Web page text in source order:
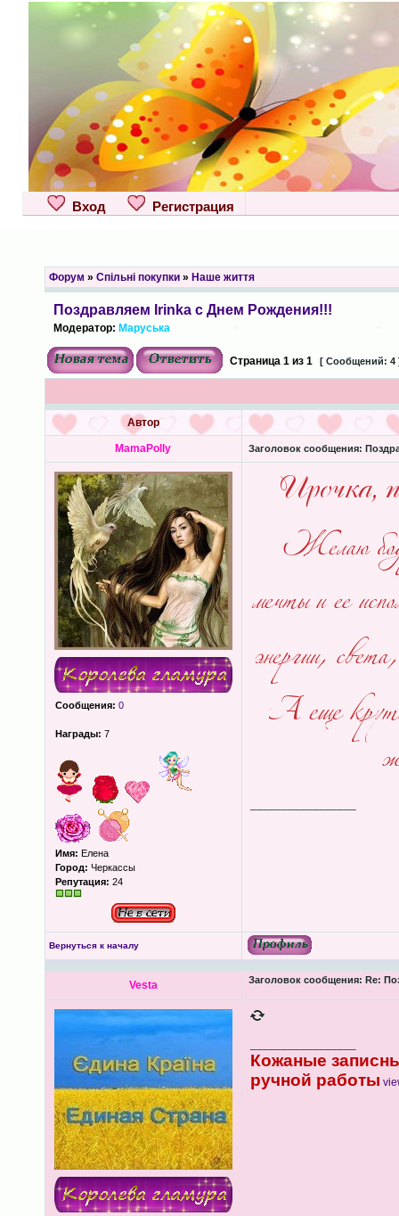
Вход Регистрация
Форум » Спільні покупки» Наше життя
Поздравляем Irinka с Днем Рождения!!!
Модератор: Маруська
Страница 1из 1 [ Сообщений: 4
Автор
MamaPolly Заголовок сообщения:
Сообщения: 0
Награды: 7
Имя: Елена
Город: Черкассы
Репутация: 24
Вернуться к началу
Vesta Заголовок сообщения: Re:
Кожаные
ручной работы